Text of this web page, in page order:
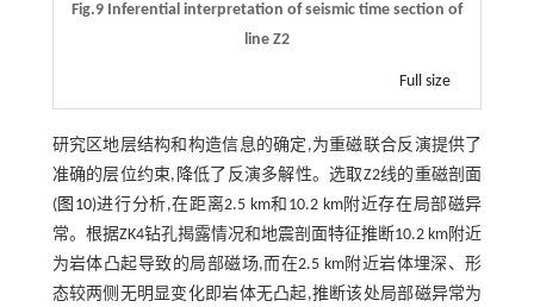
Fig.9 Inferential interpretation of seismic time section of
line Z2
Full size
研究区地层结构和构造信息的确定,为重磁联合反演提供了
准确的层位约束,降低了反演多解性。选取Z2线的重磁剖面
(图10)进行分析,在距离2.5 km和10.2 km附近存在局部磁异
常。根据ZK4钻孔揭露情况和地震剖面特征推断10.2 km附近
为岩体凸起导致的局部磁场,而在2.5 km附近岩体埋深、形
态较两侧无明显变化即岩体无凸起,推断该处局部磁异常为